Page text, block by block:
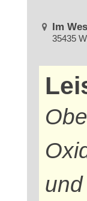
Im
35435